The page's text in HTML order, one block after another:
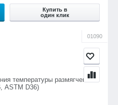
Купить в
один клик
01090
температуры размягчения
ASTM D36)